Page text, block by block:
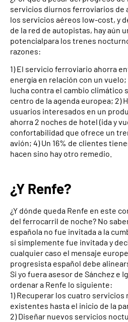
servicios diurnos ferroviarios de
los servicios aéreos low-cost, y
de la red de autopistas, hay aún
potencialpara los trenes
razones:
1) El servicio ferroviario ahorra
energía en relación con un
lucha contra el cambio climático
centro de la agenda europea; 2)
usuarios interesados en un
ahorra 2 noches de hotel (ida y
confortabilidad que ofrece un
avión; 4) Un 16% de clientes
hacen sino hay otro remedio.
¿Y Renfe?
¿Y dónde queda Renfe en este
del ferrocarril de noche? No
española no fue invitada a la
si simplemente fue invitada y
cualquier caso el mensaje
progresista español debe
Si yo fuera asesor de Sánchez e
ordenar a Renfe lo siguiente:
1) Recuperar los cuatro
existentes hasta el inicio de la
2) Diseñar nuevos servicios